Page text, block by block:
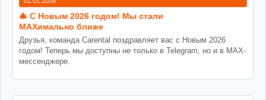
🎄 С Новым 2026 годом! Мы стали
MAXимально ближе
Друзья, команда Carental поздравляет вас с Новым 2026
годом! Теперь мы доступны не только в Telegram, но и в MAX-
мессенджере.